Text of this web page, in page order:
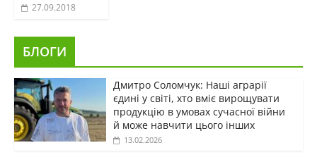
27.09.2018
БЛОГИ
Дмитро Соломчук: Наші аграрії
єдині у світі, хто вміє вирощувати
продукцію в умовах сучасної війни
й може навчити цього інших
13.02.2026